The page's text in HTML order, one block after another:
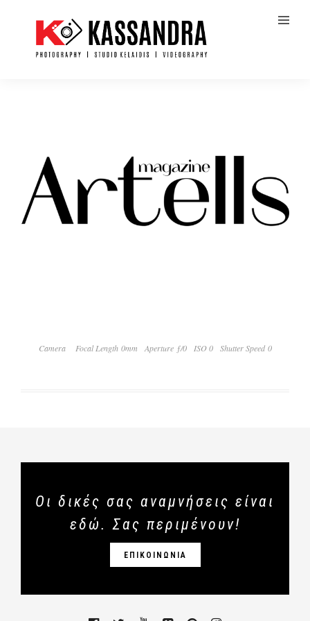
Camera Focal Length 0mm Aperture ƒ/0 ISO 0 Shutter Speed 0
Οι δικές σας αναμνήσεις είναι
εδώ. Σας περιμένουν!
ΕΠΙΚΟΙΝΩΝΙΑ